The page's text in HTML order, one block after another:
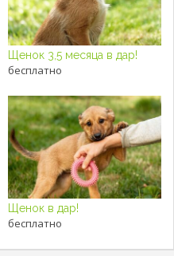
Щенок 3,5 месяца в дар!
бесплатно
Щенок в дар!
бесплатно